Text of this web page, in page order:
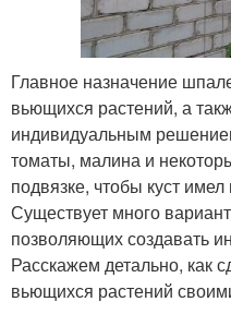
Главное назначение
вьющихся растений, а
индивидуальным
томаты, малина и
подвязке, чтобы куст
Существует много
позволяющих создавать
Расскажем детально, как
вьющихся растений